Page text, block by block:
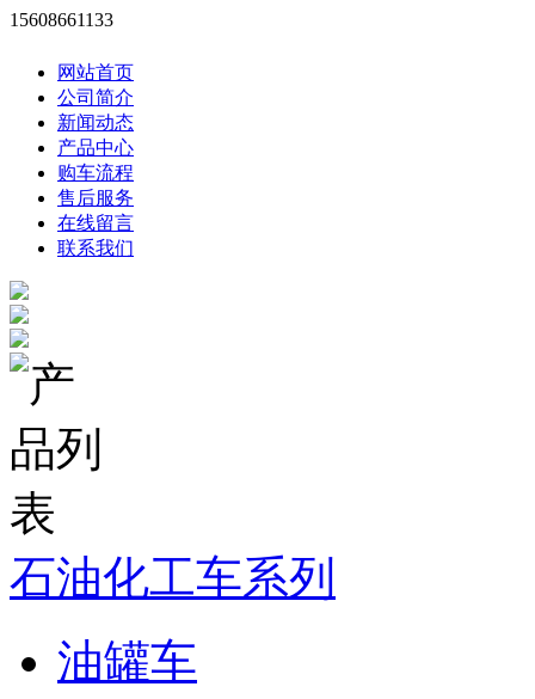
15608661133
网站首页
公司简介
新闻动态
产品中心
购车流程
售后服务
在线留言
联系我们
石油化工车系列
油罐车